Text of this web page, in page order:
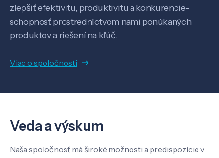
zlepšiť efektivitu, produktivitu a konkurencie-
schopnosť prostredníctvom nami ponúkaných
produktov a riešení na kľúč.
Viac o spoločnosti
Veda a výskum
Naša spoločnosť má široké možnosti a predispozície v